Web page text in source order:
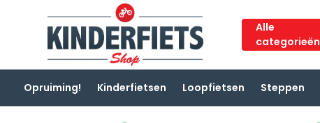
Alle
categorieën
Opruiming! Kinderfietsen Loopfietsen Steppen